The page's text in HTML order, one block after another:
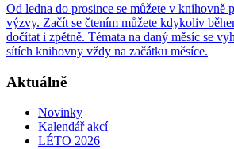
Od ledna do prosince se můžete v knihovně
výzvy. Začít se čtením můžete kdykoliv
dočítat i zpětně. Témata na daný měsíc se
sítích knihovny vždy na začátku měsíce.
Aktuálně
Novinky
Kalendář akcí
LÉTO 2026